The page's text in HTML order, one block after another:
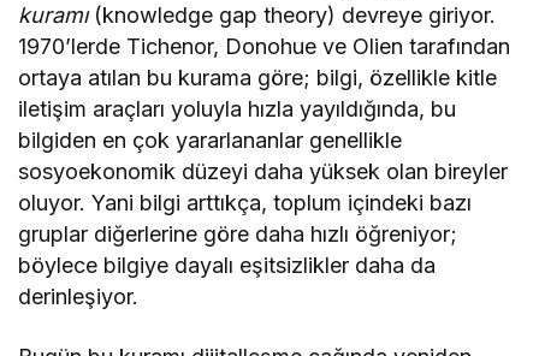
kuramı(knowledge gap theory) devreye giriyor.
1970’lerde Tichenor, Donohue ve Olien tarafından
ortaya atılan bu kurama göre; bilgi, özellikle kitle
iletişim araçları yoluyla hızla yayıldığında, bu
bilgiden en çok yararlananlar genellikle
sosyoekonomik düzeyi daha yüksek olan bireyler
oluyor. Yani bilgi arttıkça, toplum içindeki bazı
gruplar diğerlerine göre daha hızlı öğreniyor;
böylece bilgiye dayalı eşitsizlikler daha da
derinleşiyor.